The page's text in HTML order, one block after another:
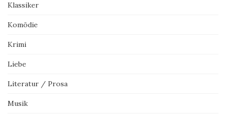
Klassiker
Komödie
Krimi
Liebe
Literatur / Prosa
Musik